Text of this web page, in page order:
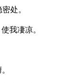
处。
我凄凉。